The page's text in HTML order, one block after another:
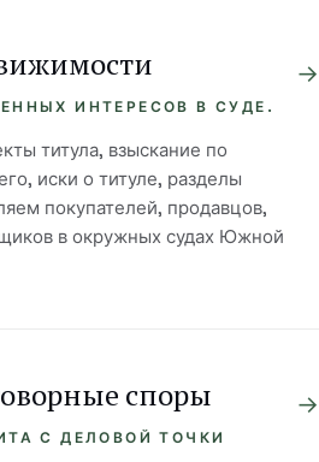
281-8888
EN
ИНТЕРЕСОВ В СУДЕ.
титула, взыскание по
иски о титуле, разделы
покупателей, продавцов,
в окружных судах Южной
→
споры
С ДЕЛОВОЙ ТОЧКИ
→